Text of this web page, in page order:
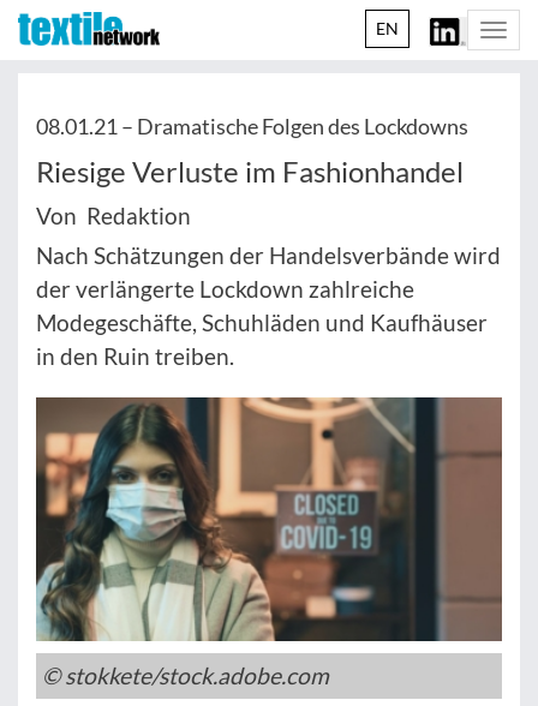
EN
08.01.21 – Dramatische Folgen des Lockdowns
Riesige Verluste im Fashionhandel
Von Redaktion
Nach Schätzungen der Handelsverbände wird
der verlängerte Lockdown zahlreiche
Modegeschäfte, Schuhläden und Kaufhäuser
in den Ruin treiben.
© stokkete/stock.adobe.com